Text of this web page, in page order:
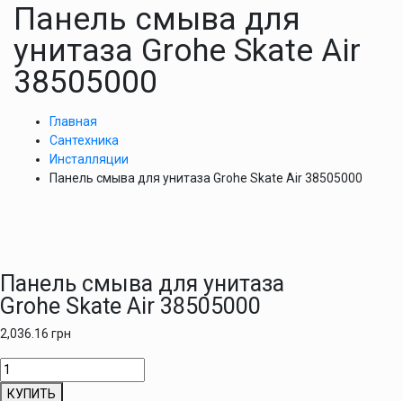
Панель смыва для
унитаза Grohe Skate Air
38505000
Главная
Сантехника
Инсталляции
Панель смыва для унитаза Grohe Skate Air 38505000
Панель смыва для унитаза
Grohe Skate Air 38505000
2,036.16 грн
Количество
товара
КУПИТЬ